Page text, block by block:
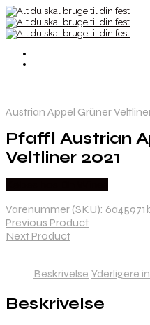
Austrian Appel Grüner
Pfaffl Austrian
Veltliner 2021
Varenummer (SKU):
Previous Product
Next Product
Beskrivelse Yderligere
Beskrivelse